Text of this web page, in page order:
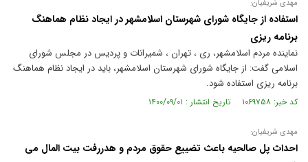
مهدی شریفیان:
استفاده از جایگاه شورای شهرستان اسلامشهر در ایجاد نظام هماهنگ
برنامه ریزی
نماینده مردم اسلامشهر، ری ، تهران ، شمیرانات و پردیس در مجلس شورای
اسلامی گفت: از جایگاه شورای شهرستان اسلامشهر، باید در ایجاد نظام هماهنگ
برنامه ریزی استفاده شود.
کد خبر: ۱۰۶۹۷۵۸ تاریخ انتشار : ۱۴۰۰/۰۹/۰۱
مهدی شریفیان:
احداث پل صالحیه باعث تضییع حقوق مردم و هدررفت بیت المال می